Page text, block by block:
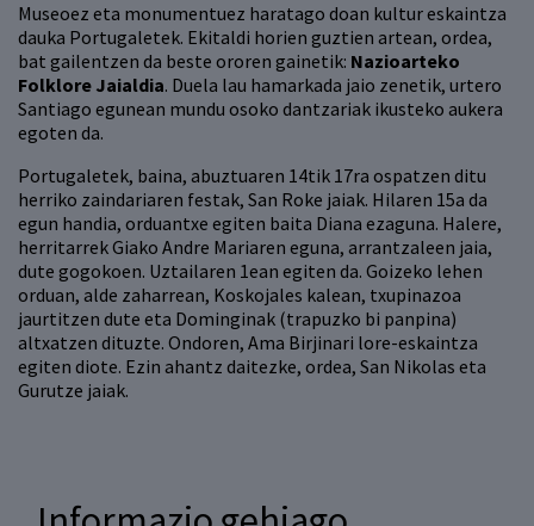
Museoez eta monumentuez haratago doan kultur eskaintza
dauka Portugaletek. Ekitaldi horien guztien artean, ordea,
bat gailentzen da beste ororen gainetik: Nazioarteko
Folklore Jaialdia. Duela lau hamarkada jaio zenetik, urtero
Santiago egunean mundu osoko dantzariak ikusteko aukera
egoten da.
Portugaletek, baina, abuztuaren 14tik 17ra ospatzen ditu
herriko zaindariaren festak, San Roke jaiak. Hilaren 15a da
egun handia, orduantxe egiten baita Diana ezaguna. Halere,
herritarrek Giako Andre Mariaren eguna, arrantzaleen jaia,
dute gogokoen. Uztailaren 1ean egiten da. Goizeko lehen
orduan, alde zaharrean, Koskojales kalean, txupinazoa
jaurtitzen dute eta Dominginak (trapuzko bi panpina)
altxatzen dituzte. Ondoren, Ama Birjinari lore-eskaintza
egiten diote. Ezin ahantz daitezke, ordea, San Nikolas eta
Gurutze jaiak.